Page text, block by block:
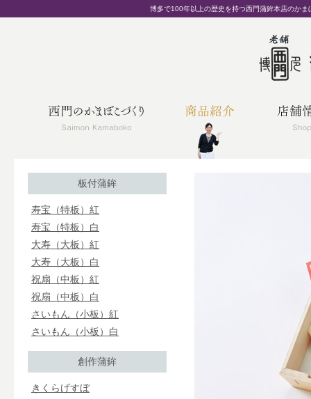
博多で100年以上の歴史を持つ西門蒲鉾本店のか
板付蒲鉾
寿宝（特板）紅
寿宝（特板）白
大寿（大板）紅
大寿（大板）白
祝扇（中板）紅
祝扇（中板）白
さいもん（小板）紅
さいもん（小板）白
創作蒲鉾
きくらげすぼ